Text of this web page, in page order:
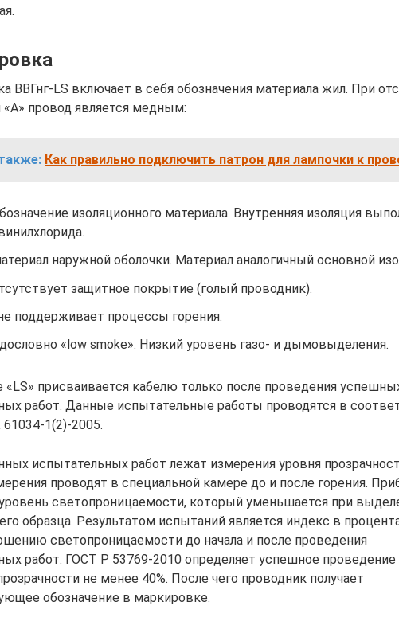
ВВГнг-LS включает в себя обозначения материала жил. При
«А» провод является медным:
Как правильно подключить патрон для лампочки к
изоляционного материала. Внутренняя изоляция
наружной оболочки. Материал аналогичный основной
защитное покрытие (голый проводник).
поддерживает процессы горения.
«low smoke». Низкий уровень газо- и дымовыделения.
«LS» присваивается кабелю только после проведения
работ. Данные испытательные работы проводятся в
1(2)-2005.
испытательных работ лежат измерения уровня
проводят в специальной камере до и после горения.
светопроницаемости, который уменьшается при
образца. Результатом испытаний является индекс в
светопроницаемости до начала и после проведения
работ. ГОСТ Р 53769-2010 определяет успешное
не менее 40%. После чего проводник получает
обозначение в маркировке.